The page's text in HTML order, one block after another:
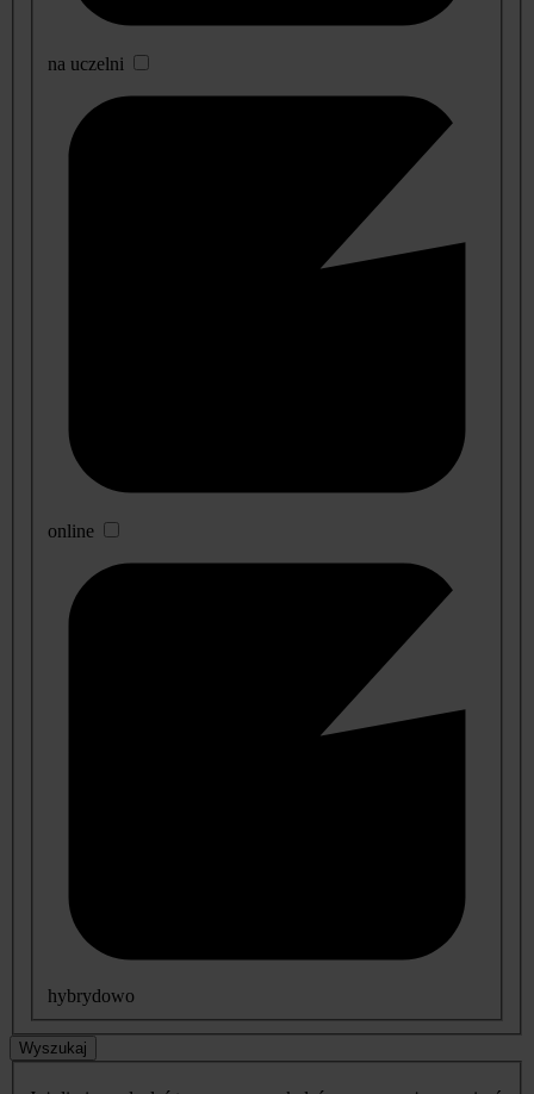
na uczelni
online
hybrydowo
Wyszukaj